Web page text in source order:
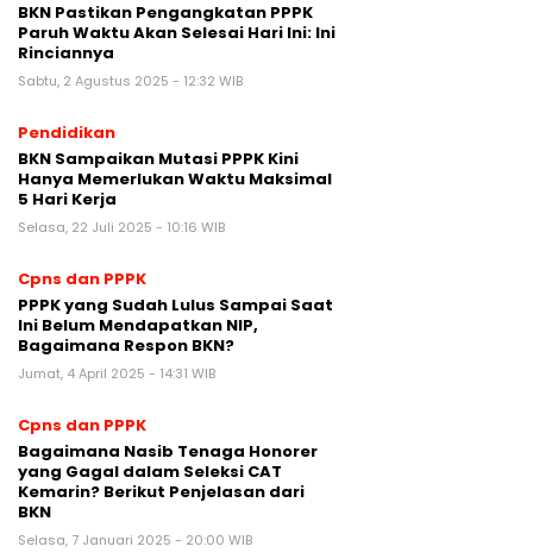
BKN Pastikan Pengangkatan PPPK
Paruh Waktu Akan Selesai Hari Ini: Ini
Rinciannya
Sabtu, 2 Agustus 2025 - 12:32 WIB
Pendidikan
BKN Sampaikan Mutasi PPPK Kini
Hanya Memerlukan Waktu Maksimal
5 Hari Kerja
Selasa, 22 Juli 2025 - 10:16 WIB
Cpns dan PPPK
PPPK yang Sudah Lulus Sampai Saat
Ini Belum Mendapatkan NIP,
Bagaimana Respon BKN?
Jumat, 4 April 2025 - 14:31 WIB
Cpns dan PPPK
Bagaimana Nasib Tenaga Honorer
yang Gagal dalam Seleksi CAT
Kemarin? Berikut Penjelasan dari
BKN
Selasa, 7 Januari 2025 - 20:00 WIB